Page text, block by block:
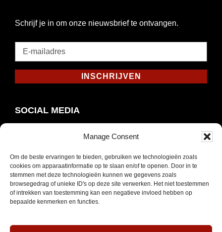
Manage Consent
Om de beste ervaringen te bieden, gebruiken we technologieën zoals
cookies om apparaatinformatie op te slaan en/of te openen. Door in te
stemmen met deze technologieën kunnen we gegevens zoals
browsegedrag of unieke ID's op deze site verwerken. Het niet toestemmen
of intrekken van toestemming kan een negatieve invloed hebben op
bepaalde kenmerken en functies.
Schrijf je in om onze nieuwsbrief te ontvangen.
mailadres
Verplicht
INSCHRIJVEN
SOCIAL MEDIA
Opent
in
nieuw
venster
Instagram